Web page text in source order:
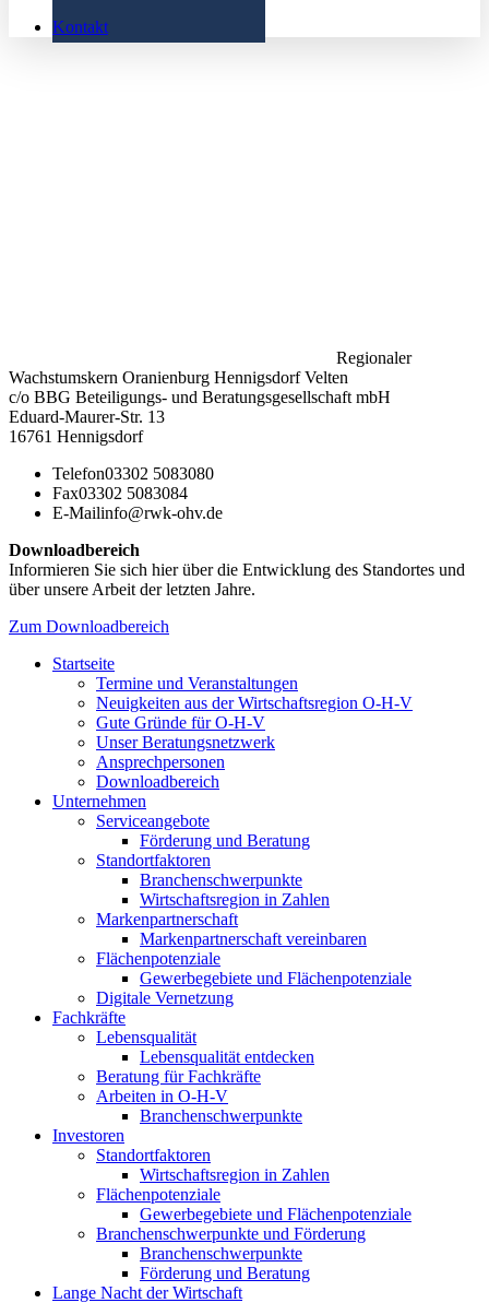
Kontakt
Regionaler
Wachstumskern Oranienburg Hennigsdorf Velten
c/o BBG Beteiligungs- und Beratungsgesellschaft mbH
Eduard-Maurer-Str. 13
16761 Hennigsdorf
Telefon03302 5083080
Fax03302 5083084
E-Mailinfo@rwk-ohv.de
Downloadbereich
Informieren Sie sich hier über die Entwicklung des Standortes und
über unsere Arbeit der letzten Jahre.
Zum Downloadbereich
Startseite
Termine und Veranstaltungen
Neuigkeiten aus der Wirtschaftsregion O-H-V
Gute Gründe für O-H-V
Unser Beratungsnetzwerk
Ansprechpersonen
Downloadbereich
Unternehmen
Serviceangebote
Förderung und Beratung
Standortfaktoren
Branchenschwerpunkte
Wirtschaftsregion in Zahlen
Markenpartnerschaft
Markenpartnerschaft vereinbaren
Flächenpotenziale
Gewerbegebiete und Flächenpotenziale
Digitale Vernetzung
Fachkräfte
Lebensqualität
Lebensqualität entdecken
Beratung für Fachkräfte
Arbeiten in O-H-V
Branchenschwerpunkte
Investoren
Standortfaktoren
Wirtschaftsregion in Zahlen
Flächenpotenziale
Gewerbegebiete und Flächenpotenziale
Branchenschwerpunkte und Förderung
Branchenschwerpunkte
Förderung und Beratung
Lange Nacht der Wirtschaft